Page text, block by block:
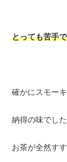
とっても苦手
確かにスモー
納得の味でし
お茶が全然す